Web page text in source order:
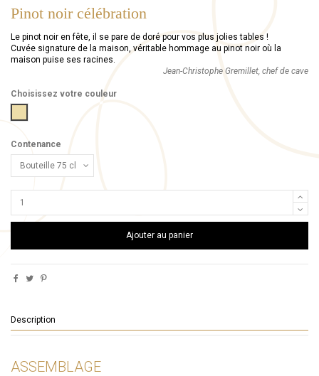
Pinot noir célébration
Le pinot noir en fête, il se pare de doré pour vos plus jolies tables !
Cuvée signature de la maison, véritable hommage au pinot noir où la
maison puise ses racines.
Jean-Christophe Gremillet, chef de cave
Choisissez votre couleur
Contenance
Ajouter au panier
Description
ASSEMBLAGE